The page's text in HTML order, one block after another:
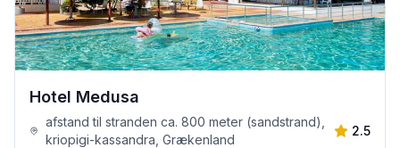
Hotel Medusa
afstand til stranden ca. 800 meter (sandstrand),
kriopigi-kassandra, Grækenland
2.5